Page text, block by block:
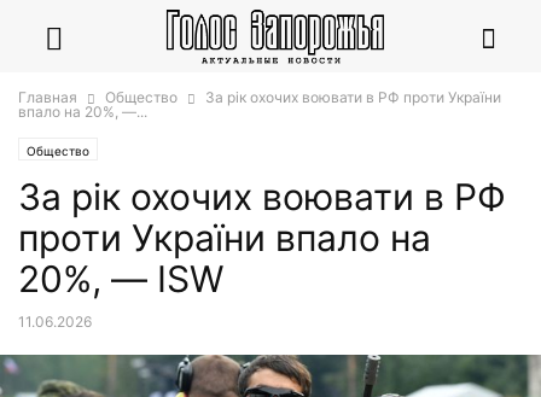
Главная Общество
За рік охочих воювати в РФ проти України
впало на 20%, —...
Общество
За рік охочих воювати в РФ
проти України впало на
20%, — ISW
11.06.2026